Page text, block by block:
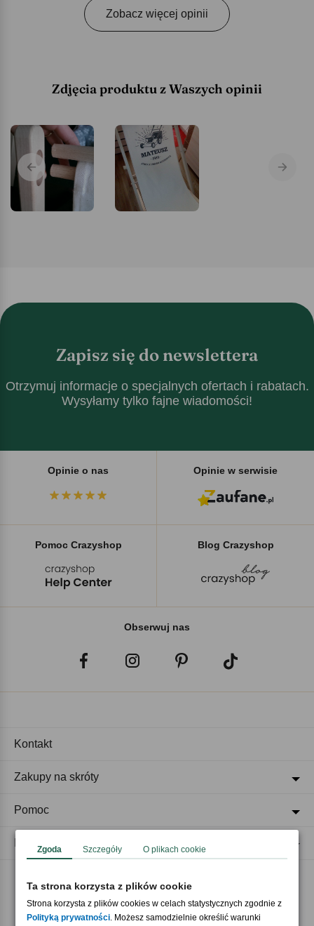
Zobacz więcej opinii
Zdjęcia produktu z Waszych opinii
Zapisz się do newslettera
Otrzymuj informacje o specjalnych ofertach i rabatach.
Wysyłamy tylko fajne wiadomości!
Opinie o nas Opinie w serwisie
Pomoc Crazyshop Blog Crazyshop
Obserwuj nas
Akceptujemy płatności
Kontakt
Zakupy na skróty
Pomoc
Regulaminy
Zgoda Szczegóły O plikach cookie
Ta strona korzysta z plików cookie
Strona korzysta z plików cookies w celach statystycznych zgodnie z
Polityką prywatności. Możesz samodzielnie określić warunki